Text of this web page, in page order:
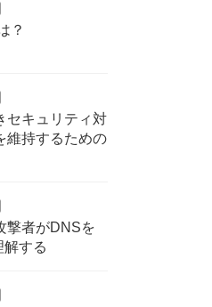
？
セキュリティ対
維持するための
撃者がDNSを
解する